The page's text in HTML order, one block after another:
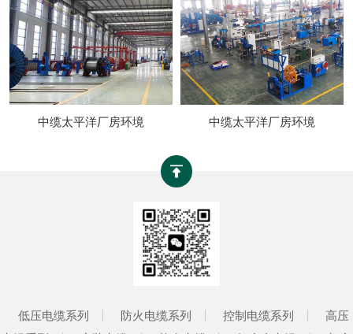
中缆太平洋厂房环境 中缆太平洋厂房环境
低压电缆系列 防火电缆系列 控制电缆系列
高压